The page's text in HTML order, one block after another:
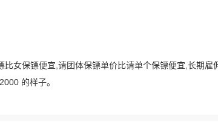
女保镖便宜,请团体保镖单价比请单个保镖便宜,长期雇
的样子。